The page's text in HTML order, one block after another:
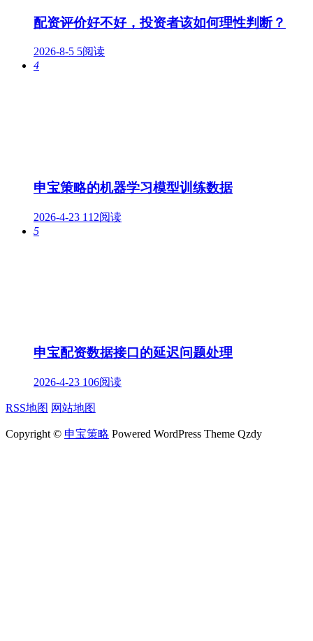
配资评价好不好，投资者该如何理性判断？
2026-8-5 5阅读
4
申宝策略的机器学习模型训练数据
2026-4-23 112阅读
5
申宝配资数据接口的延迟问题处理
2026-4-23 106阅读
RSS地图 网站地图
Copyright © 申宝策略 Powered WordPress Theme Qzdy